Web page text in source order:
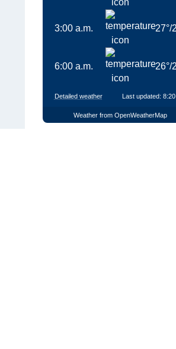
3:00 a.m. 27°/
6:00 a.m. 26°/
Detailed weather Last updated:
Weather from OpenWeatherMap